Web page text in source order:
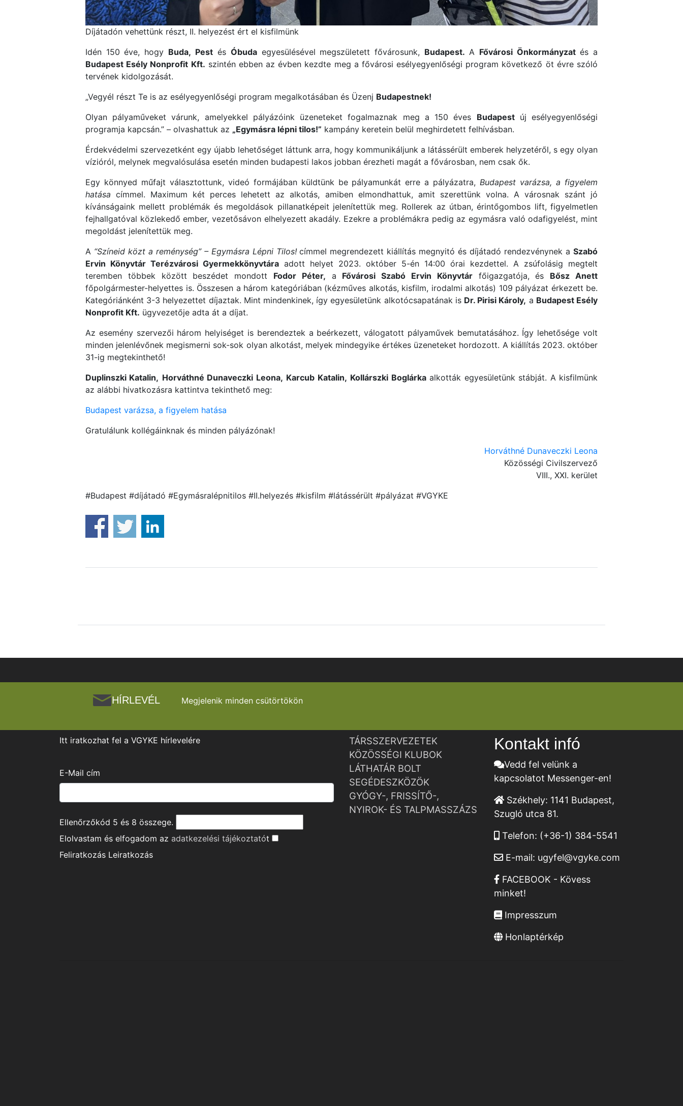
Díjátadón vehettünk részt, II. helyezést ért el kisfilmünk
Idén 150 éve, hogy Buda, Pest és Óbudaegyesülésével megszületett fővárosunk, Budapest. A Fővárosi Önkormányzatés a
Budapest Esély Nonprofit Kft. szintén ebben az évben kezdte meg a fővárosi esélyegyenlőségi program következő öt évre szóló
tervének kidolgozását.
„Vegyél részt Te is az esélyegyenlőségi program megalkotásában és Üzenj Budapestnek!
Olyan pályaműveket várunk, amelyekkel pályázóink üzeneteket fogalmaznak meg a 150 éves Budapestúj esélyegyenlőségi
programja kapcsán.” – olvashattuk az „Egymásra lépni tilos!” kampány keretein belül meghirdetett felhívásban.
Érdekvédelmi szervezetként egy újabb lehetőséget láttunk arra, hogy kommunikáljunk a látássérült emberek helyzetéről, s egy olyan
vízióról, melynek megvalósulása esetén minden budapesti lakos jobban érezheti magát a fővárosban, nem csak ők.
Egy könnyed műfajt választottunk, videó formájában küldtünk be pályamunkát erre a pályázatra,Budapest varázsa, a figyelem
hatása címmel. Maximum két perces lehetett az alkotás, amiben elmondhattuk, amit szerettünk volna. A városnak szánt jó
kívánságaink mellett problémák és megoldások pillanatképeit jelenítettük meg. Rollerek az útban, érintőgombos lift, figyelmetlen
fejhallgatóval közlekedő ember, vezetősávon elhelyezett akadály. Ezekre a problémákra pedig az egymásra való odafigyelést, mint
megoldást jelenítettük meg.
A “Színeid közt a reménység” – Egymásra Lépni Tilos!címmel megrendezett kiállítás megnyitó és díjátadó rendezvénynek aSzabó
Ervin Könyvtár Terézvárosi Gyermekkönyvtára adott helyet 2023. október 5-én 14:00 órai kezdettel. A zsúfolásig megtelt
teremben többek között beszédet mondott Fodor Péter, a Fővárosi Szabó Ervin Könyvtárfőigazgatója, és Bősz Anett
főpolgármester-helyettes is. Összesen a három kategóriában (kézműves alkotás, kisfilm, irodalmi alkotás) 109 pályázat érkezett be.
Kategóriánként 3-3 helyezettet díjaztak. Mint mindenkinek, így egyesületünk alkotócsapatának is Dr. Pirisi Károly, a Budapest Esély
Nonprofit Kft. ügyvezetője adta át a díjat.
Az esemény szervezői három helyiséget is berendeztek a beérkezett, válogatott pályaművek bemutatásához. Így lehetősége volt
minden jelenlévőnek megismerni sok-sok olyan alkotást, melyek mindegyike értékes üzeneteket hordozott. A kiállítás 2023. október
31-ig megtekinthető!
Duplinszki Katalin, Horváthné Dunaveczki Leona, Karcub Katalin, Kollárszki Boglárkaalkották egyesületünk stábját. A kisfilmünk
az alábbi hivatkozásra kattintva tekinthető meg:
Budapest varázsa, a figyelem hatása
Gratulálunk kollégáinknak és minden pályázónak!
Horváthné Dunaveczki Leona
Közösségi Civilszervező
VIII., XXI. kerület
#Budapest #díjátadó #Egymásralépnitilos #II.helyezés #kisfilm #látássérült #pályázat #VGYKE
HÍRLEVÉL Megjelenik minden csütörtökön
Itt iratkozhat fel a VGYKE hírlevelére
E-Mail cím
Ellenőrzőkód 5 és 8 összege.
Elolvastam és elfogadom az adatkezelési tájékoztatót
Feliratkozás Leiratkozás
TÁRSSZERVEZETEK
KÖZÖSSÉGI KLUBOK
LÁTHATÁR BOLT
SEGÉDESZKÖZÖK
GYÓGY-, FRISSÍTŐ-,
NYIROK- ÉS TALPMASSZÁZS
Kontakt infó
Vedd fel velünk a
kapcsolatot Messenger-en!
Székhely: 1141 Budapest,
Szugló utca 81.
Telefon: (+36-1) 384-5541
E-mail: ugyfel@vgyke.com
FACEBOOK - Kövess
minket!
Impresszum
Honlaptérkép